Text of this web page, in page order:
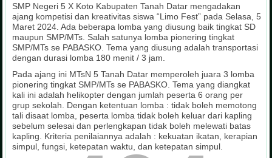
SMP Negeri 5 X Koto Kabupaten Tanah Datar mengadakan
ajang kompetisi dan kreativitas siswa “Limo Fest” pada Selasa, 5
Maret 2024. Ada beberapa lomba yang diusung baik tingkat SD
maupun SMP/MTs. Salah satunya lomba pionering tingkat
SMP/MTs se PABASKO. Tema yang diusung adalah transportasi
dengan durasi lomba 180 menit / 3 jam.
Pada ajang ini MTsN 5 Tanah Datar memperoleh juara 3 lomba
pionering tingkat SMP/MTs se PABASKO. Tema yang diangkat
kali ini adalah helikopter dengan jumlah peserta 6 orang per
grup sekolah. Dengan ketentuan lomba : tidak boleh memotong
tali disaat lomba, peserta lomba tidak boleh keluar dari kapling
sebelum selesai dan perlengkapan tidak boleh melewati batas
kapling. Kriteria penilaiannya adalah : kekuatan ikatan, kerapian
simpul, fungsi, ketepatan waktu, dan ketepatan simpul.